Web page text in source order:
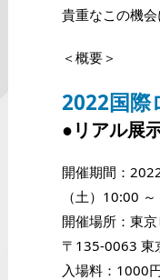
貴重なこの機会
＜概要＞
2022国際
●リアル展
開催期間：
（土）10:00
開催場所：東
〒135-0063 東
入場料：1000